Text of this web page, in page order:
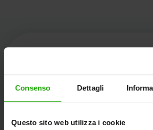
Consenso Dettagli
Questo sito web utilizza i cookie
Kärnten Werbung
Völkermarkter Ring 21 - 23